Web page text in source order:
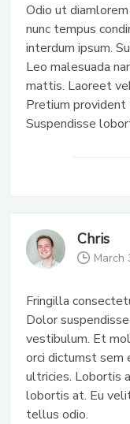
Odio ut
nunc tempus
interdum ipsum.
Leo malesuada
mattis. Laoreet
Pretium
Suspendisse
Chris
March
Fringilla
Dolor
vestibulum. Et
orci dictumst sem
ultricies. Lobortis
lobortis at. Eu
tellus odio.